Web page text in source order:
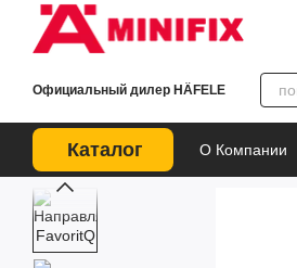
Перейти к основному контенту
Официальный дилер HÄFELE
Каталог О Компании